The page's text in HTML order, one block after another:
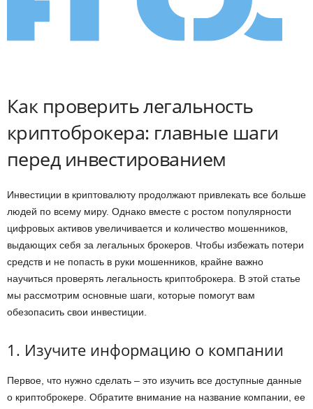
Как проверить легальность
криптоброкера: главные шаги
перед инвестированием
Инвестиции в криптовалюту продолжают привлекать все больше
людей по всему миру. Однако вместе с ростом популярности
цифровых активов увеличивается и количество мошенников,
выдающих себя за легальных брокеров. Чтобы избежать потери
средств и не попасть в руки мошенников, крайне важно
научиться проверять легальность криптоброкера. В этой статье
мы рассмотрим основные шаги, которые помогут вам
обезопасить свои инвестиции.
1. Изучите информацию о компании
Первое, что нужно сделать – это изучить все доступные данные
о криптоброкере. Обратите внимание на название компании, ее